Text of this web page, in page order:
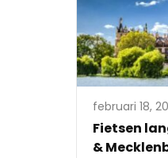
februari 18,
Fietsen
&